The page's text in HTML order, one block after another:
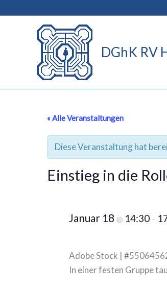
DGhK RV
« Alle Veranstaltungen
Diese Veranstaltung hat
Einstieg in die
Januar 18 @ 14:30 –
Adobe Stock |
In einer festen Gruppe